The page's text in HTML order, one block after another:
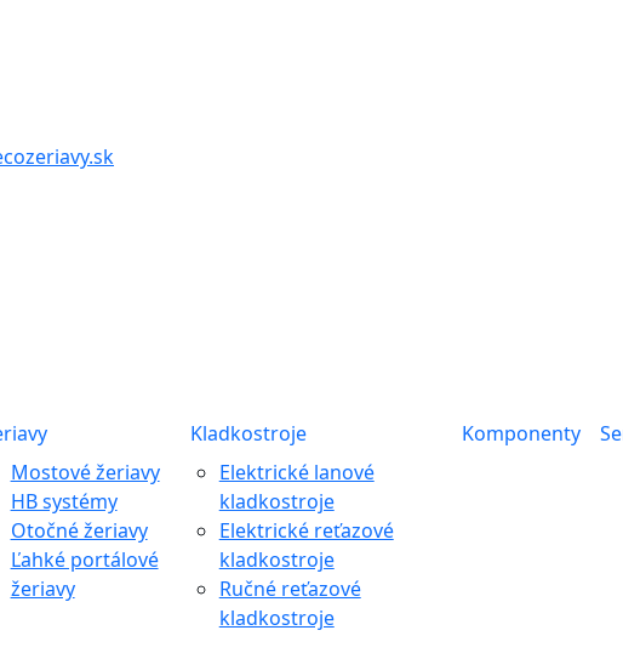
Mostové žeriavy
HB systémy
Otočné žeriavy
Ľahké portálové
žeriavy
Kladkostroje
Elektrické lanové
kladkostroje
Elektrické reťazové
kladkostroje
Ručné reťazové
kladkostroje
Komponenty